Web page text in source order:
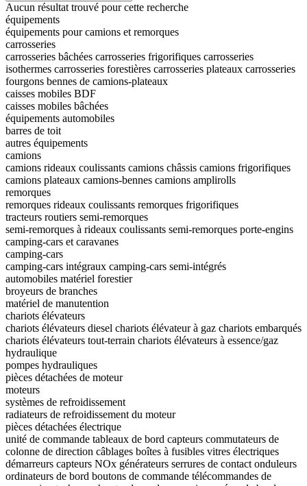
Aucun résultat trouvé pour cette recherche
équipements
équipements pour camions et remorques
carrosseries
carrosseries bâchées carrosseries frigorifiques carrosseries
isothermes carrosseries forestières carrosseries plateaux carrosseries
fourgons bennes de camions-plateaux
caisses mobiles BDF
caisses mobiles bâchées
équipements automobiles
barres de toit
autres équipements
camions
camions rideaux coulissants camions châssis camions frigorifiques
camions plateaux camions-bennes camions amplirolls
remorques
remorques rideaux coulissants remorques frigorifiques
tracteurs routiers semi-remorques
semi-remorques à rideaux coulissants semi-remorques porte-engins
camping-cars et caravanes
camping-cars
camping‐cars intégraux camping-cars semi-intégrés
automobiles matériel forestier
broyeurs de branches
matériel de manutention
chariots élévateurs
chariots élévateurs diesel chariots élévateur à gaz chariots embarqués
chariots élévateurs tout-terrain chariots élévateurs à essence/gaz
hydraulique
pompes hydrauliques
pièces détachées de moteur
moteurs
systèmes de refroidissement
radiateurs de refroidissement du moteur
pièces détachées électrique
unité de commande tableaux de bord capteurs commutateurs de
colonne de direction câblages boîtes à fusibles vitres électriques
démarreurs capteurs NOx générateurs serrures de contact onduleurs
ordinateurs de bord boutons de commande télécommandes de